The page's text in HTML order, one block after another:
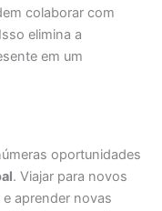
colaborar com
elimina a
em um
oportunidades
. Viajar para novos
aprender novas